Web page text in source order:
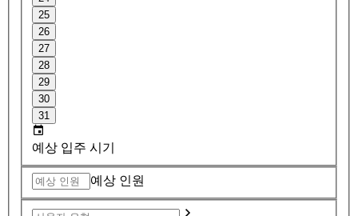
25
26
27
28
29
30
31
예상 입주 시기
예상 인원